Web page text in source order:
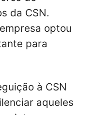
da CSN.
optou
para
à CSN
aqueles